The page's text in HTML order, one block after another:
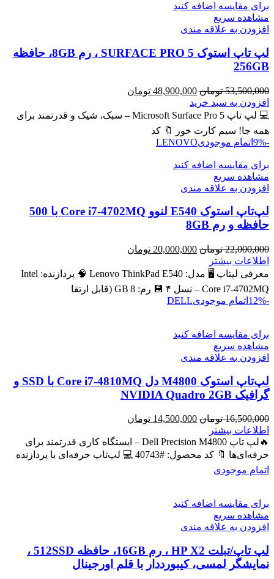
برای مقایسه اضافه کنید
مشاهده سریع
افزودن به علاقه مندی
لپ تاپ استوک SURFACE PRO 5 ، رم 8GB، حافظه
256GB
53,500,000 تومان قیمت
اصلی
53,500,000 تومان
48,900,000 تومان
48,900,000 تومان
افزودن به سبد خرید
💻 لپ تاپ Microsoft Surface Pro 5 – سبک، شیک و قدرتمند برای
همه جا! سیم کارت خور 🔖 کد
-9%
اتمام موجودیLENOVO
برای مقایسه اضافه کنید
مشاهده سریع
افزودن به علاقه مندی
لپ‌تاپ استوک E540 لنوو Core i7-4702MQ با 500
حافظه و رم 8GB
22,000,000 تومان قیمت
22,000,000 تومان
20,000,000 تومان
20,000,000 تومان
است.
اطلاعات بیشتر
معرفی لپتاپ 🖥️ مدل: Lenovo ThinkPad E540 🧠 پردازنده: Intel
Core i7‑4702MQ – نسل ۴ 💾 رم: 8 GB (قابل ارتقا
-12%
اتمام موجودیDELL
برای مقایسه اضافه کنید
مشاهده سریع
افزودن به علاقه مندی
لپ‌تاپ استوک M4800 دل Core i7-4810MQ با SSD و
گرافیک NVIDIA Quadro 2GB
16,500,000 تومان قیمت
16,500,000 تومان
بود.
14,500,000 تومان
14,500,000 تومان
است.
اطلاعات بیشتر
🔥لپ تاپ Dell Precision M4800 – ایستگاه کاری قدرتمند برای
حرفه‌ای‌ها 🔖 کد محصول: #40743 💻 لپ‌تاپ حرفه‌ای با پردازنده
اتمام موجودی
برای مقایسه اضافه کنید
مشاهده سریع
افزودن به علاقه مندی
لپ تاپ/تبلت HP X2 ، رم 16GB، حافظه 512SSD ،
نمایشگر لمسی، کیبورددار با قلم اورجینال